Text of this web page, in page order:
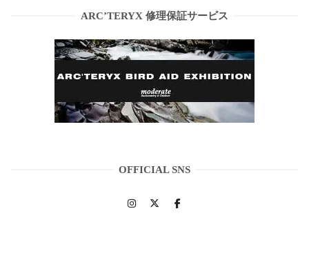
ARC’TERYX 修理保証サービス
OFFICIAL SNS